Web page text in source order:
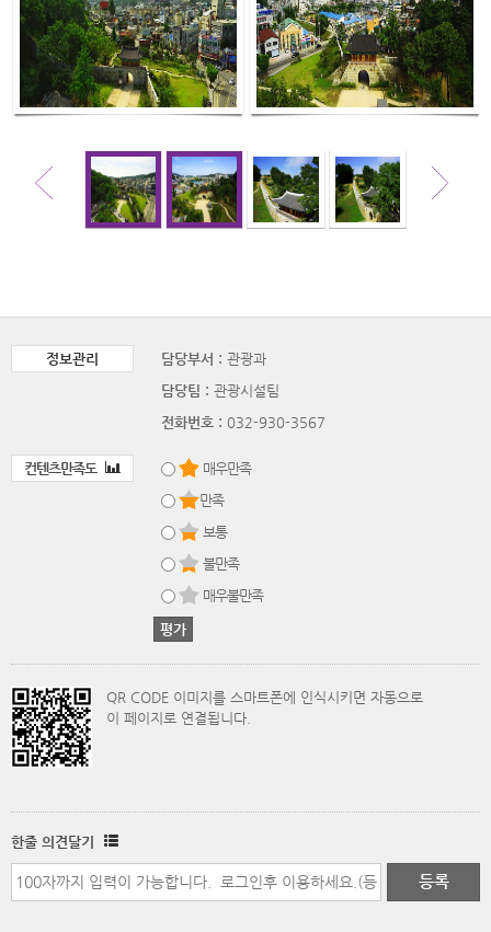
정보관리 담당부서 : 관광과
담당팀 : 관광시설팀
전화번호 : 032-930-3567
컨텐츠만족도
매우만족
만족
보통
불만족
매우불만족
QR CODE 이미지를 스마트폰에 인식시키면 자동으로
이 페이지로 연결됩니다.
한줄 의견달기